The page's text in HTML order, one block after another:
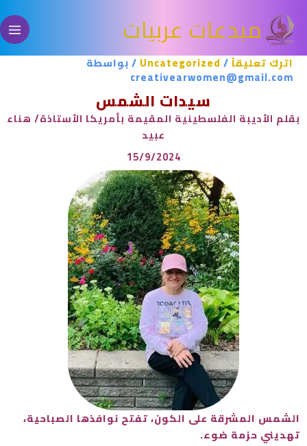
إلى
المحتوىمبدعات عربيات
اترك تعليقاً/
Uncategorized / بواسطة
creativearwomen@gmail.com
سيدات الشمس
بقلم الأديبة الفلسطينية المقيمة بأمريكا الأستاذة/ هناء
عبيد
15/9/2024
الشمس المشرقة على الكون، تفتح نوافذها الصباحية،
تهديني حزمة ضوء.